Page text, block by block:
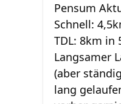
Pensum
Schnell:
TDL: 8km in
Langsamer
(aber
lang